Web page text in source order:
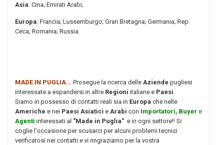
Asia: Cina; Emirati Arabi;
Europa: Francia; Lussemburgo; Gran Bretagna; Germania; Rep.
Ceca; Romania; Russia.
MADE IN PUGLIA... Prosegue la ricerca delle Aziende pugliesi
interessate a espandersi in altre Regioni italiane e Paesi
Siamo in possesso di contatti reali sia in Europa che nelle
Americhe e nei Paesi Asiatici e Arabi con Importatori, Buyer e
Agenti interessati al "Made in Puglia" e in ogni settore!! Si
coglie l'occasione per scusarci per alcuni problemi tecnici
verificatosi nei contatti e vi ringraziamo per la vostra